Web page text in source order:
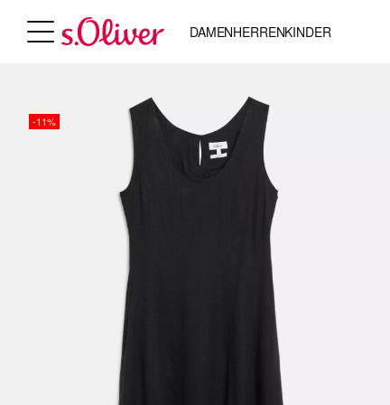
DAMENHERRENKINDER
-11%